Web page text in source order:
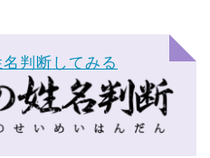
判断してみる